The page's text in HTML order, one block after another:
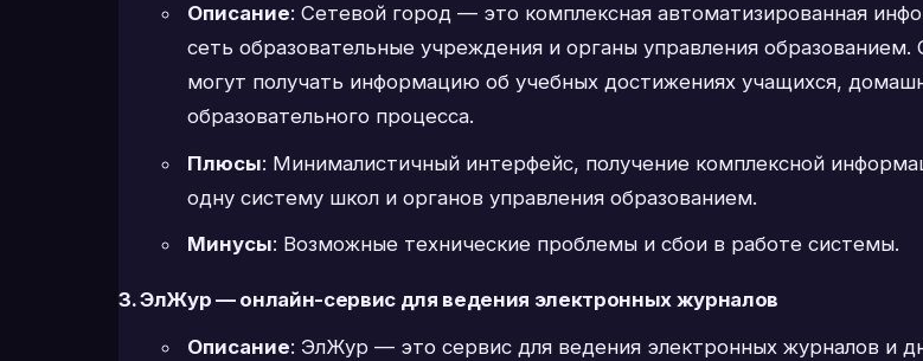
Описание: Сетевой город — это комплексная автоматизированная
сеть образовательные учреждения и органы управления
могут получать информацию об учебных достижениях учащихся,
образовательного процесса.
Плюсы: Минималистичный интерфейс, получение комплексной
одну систему школ и органов управления образованием.
Минусы: Возможные технические проблемы и сбои в работе системы.
3. ЭлЖур — онлайн-сервис для ведения электронных журналов
Описание: ЭлЖур — это сервис для ведения электронных журналов и